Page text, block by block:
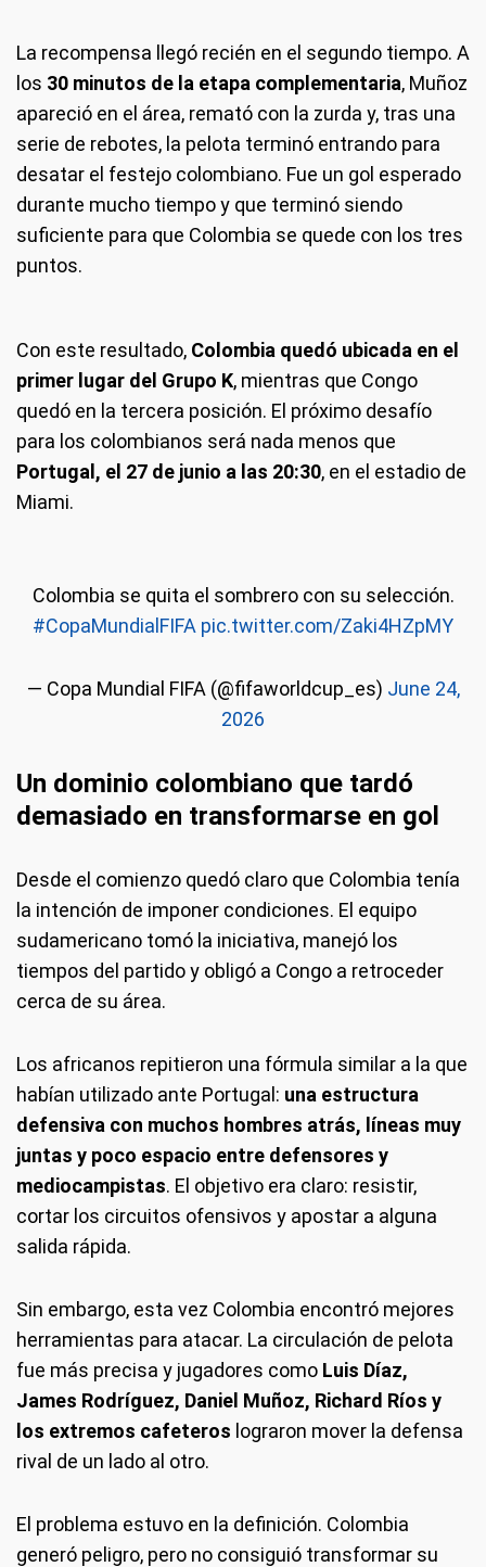
La recompensa llegó recién en el segundo tiempo. A
los 30 minutos de la etapa complementaria, Muñoz
apareció en el área, remató con la zurda y, tras una
serie de rebotes, la pelota terminó entrando para
desatar el festejo colombiano. Fue un gol esperado
durante mucho tiempo y que terminó siendo
suficiente para que Colombia se quede con los tres
puntos.
Con este resultado, Colombia quedó ubicada en el
primer lugar del Grupo K, mientras que Congo
quedó en la tercera posición. El próximo desafío
para los colombianos será nada menos que
Portugal, el 27 de junio a las 20:30, en el estadio de
Miami.
Colombia se quita el sombrero con su selección.
#CopaMundialFIFA pic.twitter.com/Zaki4HZpMY
— Copa Mundial FIFA (@fifaworldcup_es) June 24,
2026
Un dominio colombiano que tardó
demasiado en transformarse en gol
Desde el comienzo quedó claro que Colombia tenía
la intención de imponer condiciones. El equipo
sudamericano tomó la iniciativa, manejó los
tiempos del partido y obligó a Congo a retroceder
cerca de su área.
Los africanos repitieron una fórmula similar a la que
habían utilizado ante Portugal: una estructura
defensiva con muchos hombres atrás, líneas muy
juntas y poco espacio entre defensores y
mediocampistas. El objetivo era claro: resistir,
cortar los circuitos ofensivos y apostar a alguna
salida rápida.
Sin embargo, esta vez Colombia encontró mejores
herramientas para atacar. La circulación de pelota
fue más precisa y jugadores como Luis Díaz,
James Rodríguez, Daniel Muñoz, Richard Ríos y
los extremos cafeteros lograron mover la defensa
rival de un lado al otro.
El problema estuvo en la definición. Colombia
generó peligro, pero no consiguió transformar su